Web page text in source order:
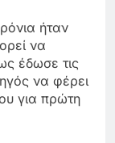
ήταν
να
έδωσε τις
να φέρει
για πρώτη